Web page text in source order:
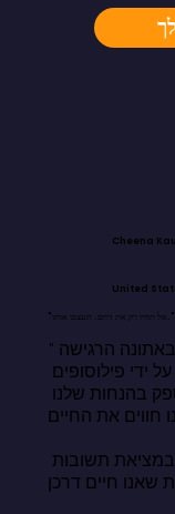
Cheena
United
"אל תחיו רק את היום. תעצבו אותו."
"קבלת הסמכת לימודי האושר שלי באתונה הרגישה
חווים את החיים.
אולי שם מתחיל השינוי. לא תמיד במציאת תשובות
חיים דרכן.